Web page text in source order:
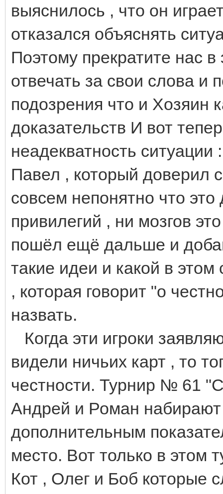
выяснилось , что он
отказался объяснять
Поэтому прекратите нас
отвечать за свои слова и
подозрения что и Хозяин
доказательств И вот
неадекватность ситуации
Павел , который доверил
совсем непонятно что
привилегий , ни мозгов
пошёл ещё дальше и
такие идеи и какой в
, которая говорит "о
назвать.
Когда эти игроки
видели ничьих карт , то
честности. Турнир № 61
Андрей и Роман набирают
дополнительным
место. Вот только в этом
Кот , Олег и Боб которые